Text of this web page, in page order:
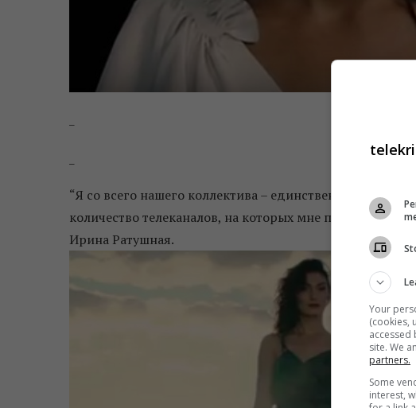
“Я со всего нашего коллектива – единственная, так
количество телеканалов, на которых мне пришлось
Ирина Ратушная.
Your
(cookies,
accessed
site. We
partners.
Some
interest,